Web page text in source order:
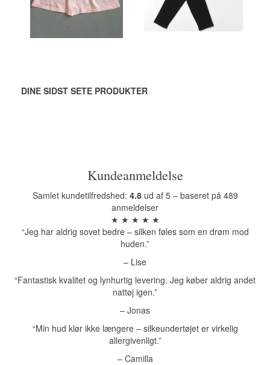
Se produktet
DINE SIDST SETE PRODUKTER
Kundeanmeldelse
Samlet kundetilfredshed: 4.8ud af 5 – baseret på 489
anmeldelser
★ ★ ★ ★ ★
“Jeg har aldrig sovet bedre – silken føles som en drøm mod
huden.”
– Lise
“Fantastisk kvalitet og lynhurtig levering. Jeg køber aldrig andet
nattøj igen.”
– Jonas
“Min hud klør ikke længere – silkeundertøjet er virkelig
allergivenligt.”
– Camilla